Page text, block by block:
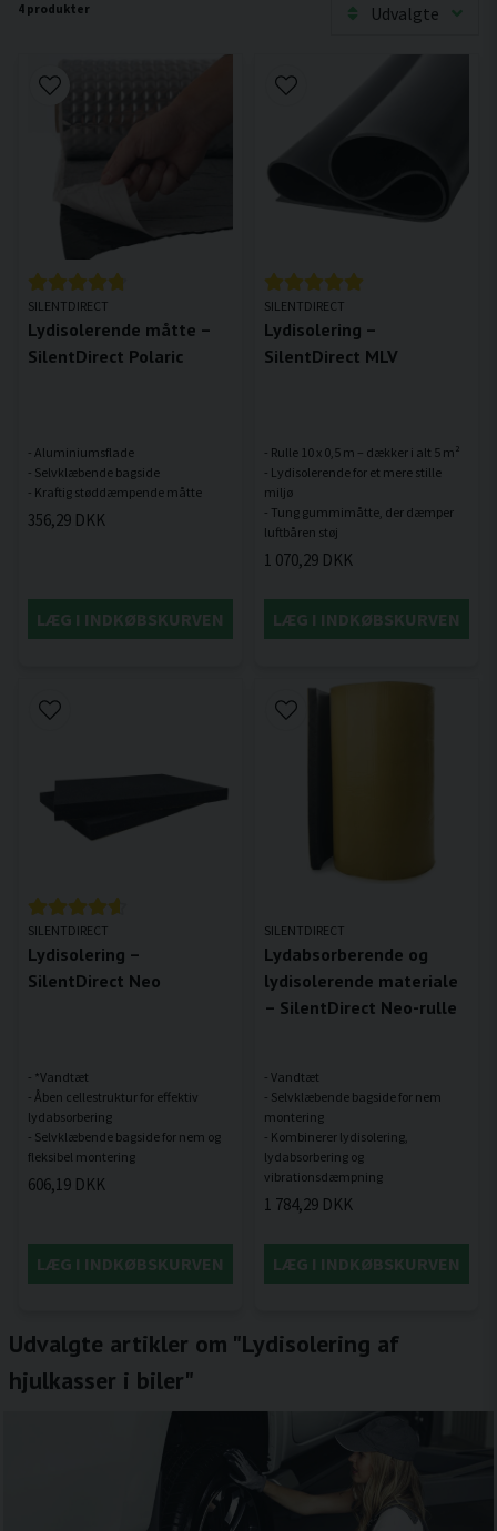
4 produkter Udvalgte
SILENTDIRECT
Lydisolerende måtte –
SilentDirect Polaric
- Aluminiumsflade
- Selvklæbende bagside
356,29 DKK
LÆG I INDKØBSKURVEN
SILENTDIRECT
Lydisolering –
SilentDirect MLV
- Rulle 10 x 0,5 m – dækker i alt 5 m²
- Lydisolerende for et mere stille
miljø
- Tung gummimåtte, der dæmper
1 070,29 DKK
LÆG I INDKØBSKURVEN
SILENTDIRECT
Lydisolering –
SilentDirect Neo
- *Vandtæt
- Åben cellestruktur for effektiv
lydabsorbering
- Selvklæbende bagside for nem og
606,19 DKK
LÆG I INDKØBSKURVEN
SILENTDIRECT
Lydabsorberende og
lydisolerende materiale
– SilentDirect Neo-rulle
- Vandtæt
- Selvklæbende bagside for nem
montering
- Kombinerer lydisolering,
lydabsorbering og
1 784,29 DKK
LÆG I INDKØBSKURVEN
Udvalgte artikler om "Lydisolering af
hjulkasser i biler"